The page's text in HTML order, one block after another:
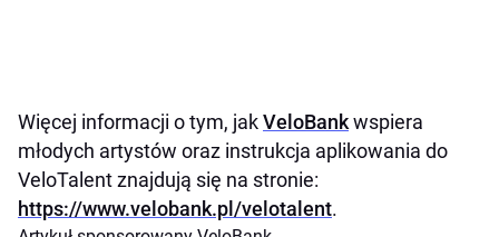
Więcej informacji o tym, jakVeloBankwspiera
młodych artystów oraz instrukcja aplikowania do
VeloTalent znajdują się na stronie:
https://www.velobank.pl/velotalent.